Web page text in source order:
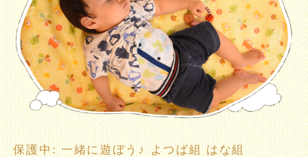
保護中: 一緒に遊ぼう♪ よつば組 はな組